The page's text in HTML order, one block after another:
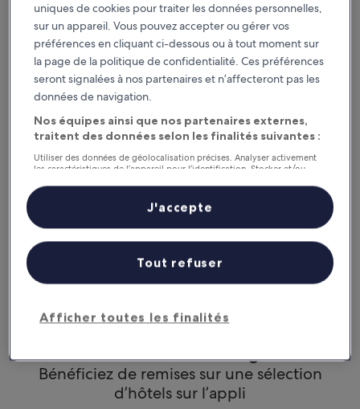
Pourquoi télécharger notre appli ?
Accédez facilement à votre voyage sans Wi-Fi
Profitez de récompenses
Dénichez des offres exclusives sur notre appli
ainsi que des avantages pour les membres
Bénéficiez de remises sur une sélection
d’hôtels sur l’appli
uniques de cookies pour traiter les données personnelles,
sur un appareil. Vous pouvez accepter ou gérer vos
préférences en cliquant ci-dessous ou à tout moment sur
la page de la politique de confidentialité. Ces préférences
seront signalées à nos partenaires et n’affecteront pas les
données de navigation.
Nos équipes ainsi que nos partenaires externes,
traitent des données selon les finalités suivantes :
Utiliser des données de géolocalisation précises. Analyser activement
les caractéristiques de l’appareil pour l’identification. Stocker et/ou
personnalisés, mesure de performance des publicités et du contenu,
études d’audience et développement de services.
Liste de nos partenaires (fournisseurs)
Afficher toutes les finalités
Tout refuser
J'accepte